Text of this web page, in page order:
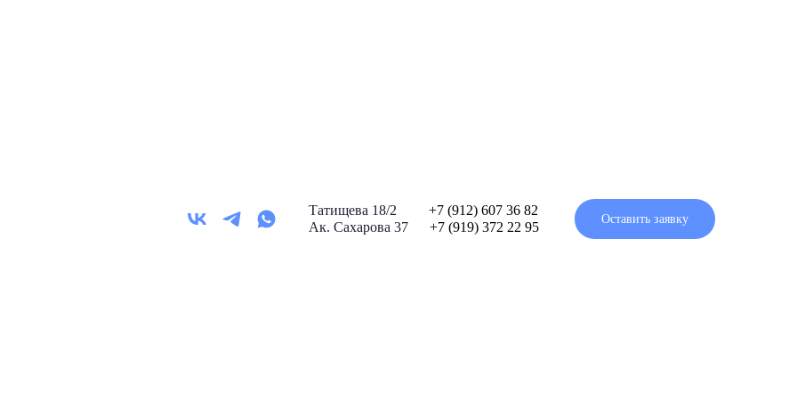
Татищева 18/2⠀⠀⠀ +7 (912) 607 36 82
Ак. Сахарова 37⠀⠀ +7 (919) 372 22 95
Оставить заявку